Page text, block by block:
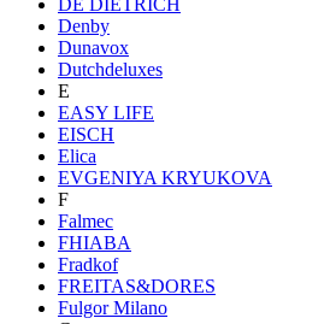
Denby
Dunavox
Dutchdeluxes
E
EASY LIFE
EISCH
Elica
EVGENIYA KRYUKOVA
F
Falmec
FHIABA
Fradkof
FREITAS&DORES
Fulgor Milano